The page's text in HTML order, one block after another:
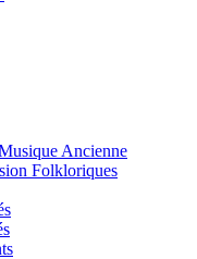
Ancienne
Folkloriques